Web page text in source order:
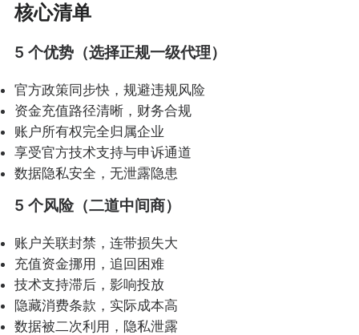
核心清单
5 个优势（选择正规一级代理）
官方政策同步快，规避违规风险
资金充值路径清晰，财务合规
账户所有权完全归属企业
享受官方技术支持与申诉通道
数据隐私安全，无泄露隐患
5 个风险（二道中间商）
账户关联封禁，连带损失大
充值资金挪用，追回困难
技术支持滞后，影响投放
隐藏消费条款，实际成本高
数据被二次利用，隐私泄露